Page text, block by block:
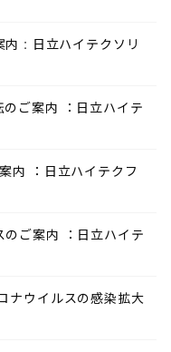
: 日立ハイテクソリ
ご案内 ：日立ハイテ
内 ：日立ハイテクフ
ご案内 ：日立ハイテ
ナウイルスの感染拡大